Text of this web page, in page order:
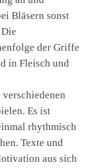
Bläsern sonst
der Griffe
in Fleisch und
Es ist
rhythmisch
Texte und
aus sich